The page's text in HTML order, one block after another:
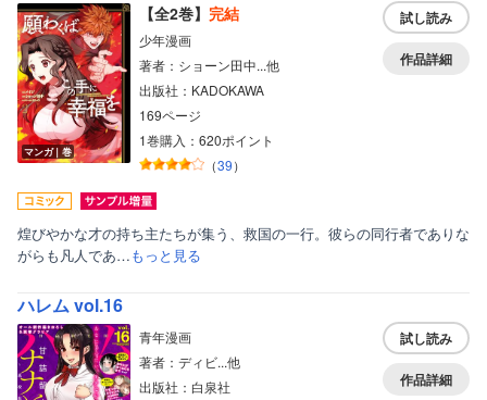
マンガ｜巻
【全2巻】 完結
少年漫画
著者：ショーン田中...他
出版社：KADOKAWA
169ページ
1巻購入：620ポイント
（39）
試し読み
作品詳細
煌びやかな才の持ち主たちが集う、救国の一行。彼らの同行者でありな
がらも凡人であ…もっと見る
ハレム vol.16
青年漫画
著者：ディビ...他
出版社：白泉社
試し読み
作品詳細